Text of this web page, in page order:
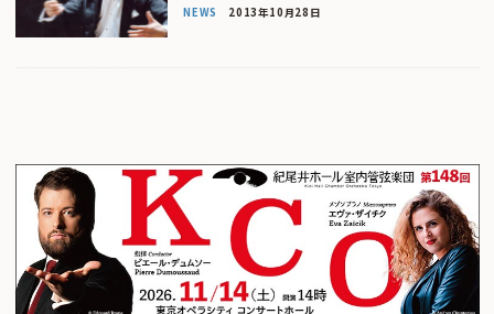
NEWS 2013年10月28日